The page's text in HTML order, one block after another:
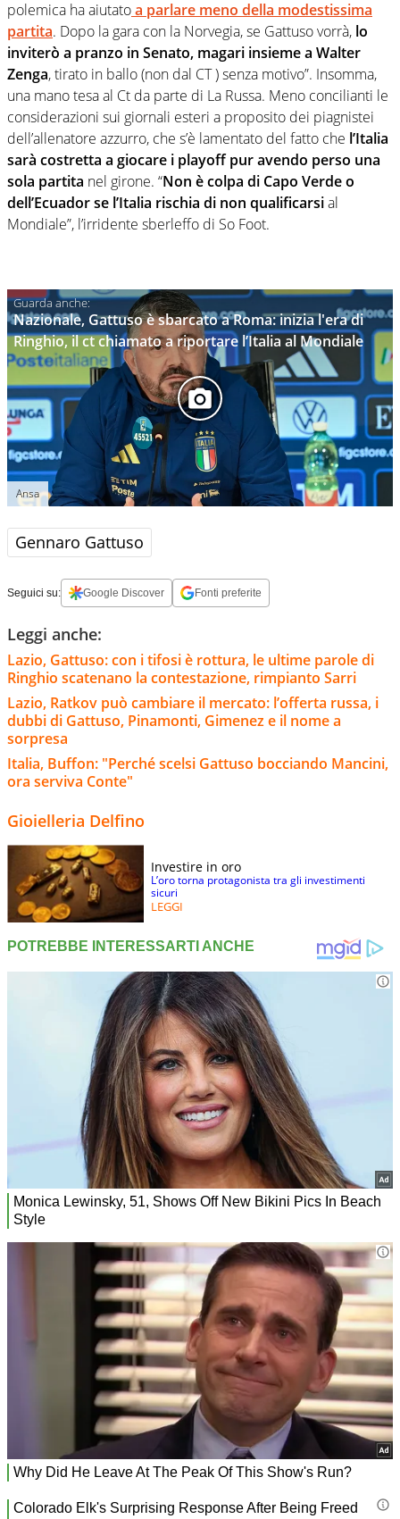
polemica ha aiutatoa parlare meno della modestissima
partita. Dopo la gara con la Norvegia, se Gattuso vorrà, lo
inviterò a pranzo in Senato, magari insieme a Walter
Zenga, tirato in ballo (non dal CT ) senza motivo”. Insomma,
una mano tesa al Ct da parte di La Russa. Meno concilianti le
considerazioni sui giornali esteri a proposito dei piagnistei
dell’allenatore azzurro, che s’è lamentato del fatto che l’Italia
sarà costretta a giocare i playoff pur avendo perso una
sola partita nel girone. “Non è colpa di Capo Verde o
dell’Ecuador se l’Italia rischia di non qualificarsial
Mondiale”, l’irridente sberleffo di So Foot.
Nazionale, Gattuso è sbarcato a Roma: inizia l'era di
Ringhio, il ct chiamato a riportare l’Italia al Mondiale
Ansa
Gennaro Gattuso
Seguici su: Google Discover Fonti preferite
Leggi anche:
Lazio, Gattuso: con i tifosi è rottura, le ultime parole di
Ringhio scatenano la contestazione, rimpianto Sarri
Lazio, Ratkov può cambiare il mercato: l’offerta russa, i
dubbi di Gattuso, Pinamonti, Gimenez e il nome a
sorpresa
Italia, Buffon: "Perché scelsi Gattuso bocciando Mancini,
ora serviva Conte"
Gioielleria Delfino
Investire in oro
L’oro torna protagonista tra gli investimenti
sicuri
LEGGI